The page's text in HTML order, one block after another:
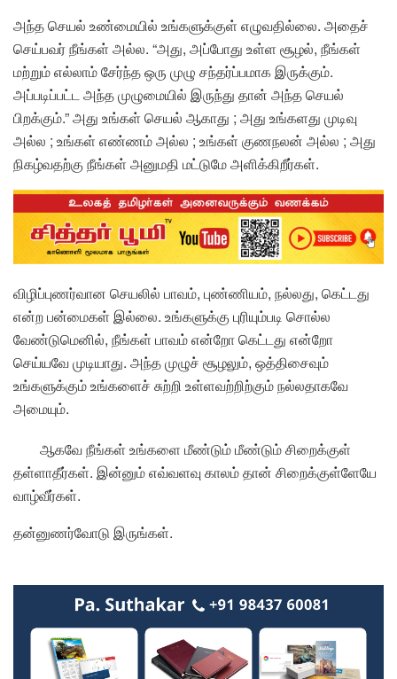
அந்த செயல் உண்மையில் உங்களுக்குள் எழுவதில்லை. அதைச்
செய்பவர் நீங்கள் அல்ல. “அது, அப்போது உள்ள சூழல், நீங்கள்
மற்றும் எல்லாம் சேர்ந்த ஒரு முழு சந்தர்ப்பமாக இருக்கும்.
அப்படிப்பட்ட அந்த முழுமையில் இருந்து தான் அந்த செயல்
பிறக்கும்.” அது உங்கள் செயல் ஆகாது ; அது உங்களது முடிவு
அல்ல ; உங்கள் எண்ணம் அல்ல ; உங்கள் குணநலன் அல்ல ; அது
நிகழ்வதற்கு நீங்கள் அனுமதி மட்டுமே அளிக்கிறீர்கள்.
விழிப்புணர்வான செயலில் பாவம், புண்ணியம், நல்லது, கெட்டது
என்ற பன்மைகள் இல்லை. உங்களுக்கு புரியும்படி சொல்ல
வேண்டுமெனில், நீங்கள் பாவம் என்றோ கெட்டது என்றோ
செய்யவே முடியாது. அந்த முழுச் சூழலும், ஒத்திசைவும்
உங்களுக்கும் உங்களைச் சுற்றி உள்ளவற்றிற்கும் நல்லதாகவே
அமையும்.
ஆகவே நீங்கள் உங்களை மீண்டும் மீண்டும் சிறைக்குள்
தள்ளாதீர்கள். இன்னும் எவ்வளவு காலம் தான் சிறைக்குள்ளேயே
வாழ்வீர்கள்.
தன்னுணர்வோடு இருங்கள்.